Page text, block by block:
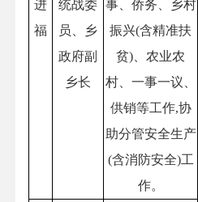
进
福
统战委
员、乡
政府副
乡长
事、侨务、乡村
振兴(含精准扶
贫)、农业农
村、一事一议、
供销等工作,协
助分管安全生产
(含消防安全)工
作。